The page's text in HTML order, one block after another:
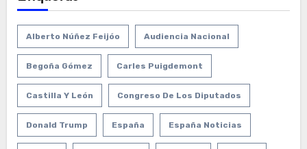
Alberto Núñez Feijóo Audiencia Nacional
Begoña Gómez Carles Puigdemont
Castilla Y León Congreso De Los Diputados
Donald Trump España España Noticias